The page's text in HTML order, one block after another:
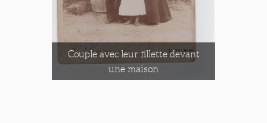
Couple avec leur fillette devant
une maison